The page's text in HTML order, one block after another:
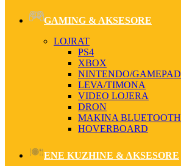
GAMING & AKSESORE
LOJRAT
PS4
XBOX
NINTENDO/GAMEPAD
LEVA/TIMONA
VIDEO LOJERA
DRON
MAKINA BLUETOOTH
HOVERBOARD
ENE KUZHINE & AKSESORE